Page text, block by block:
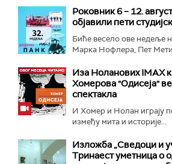
Роковник 6 – 12.
објавили пети
Биће весело ове недеље
Марка Нофлера, Пет
Иза Ноланових IMAX
Хомерова "Одисеја"
спектакла
И Хомер и Нолан играју
између мита и историје...
Изложба „Сведоци и
Тринаест уметница о